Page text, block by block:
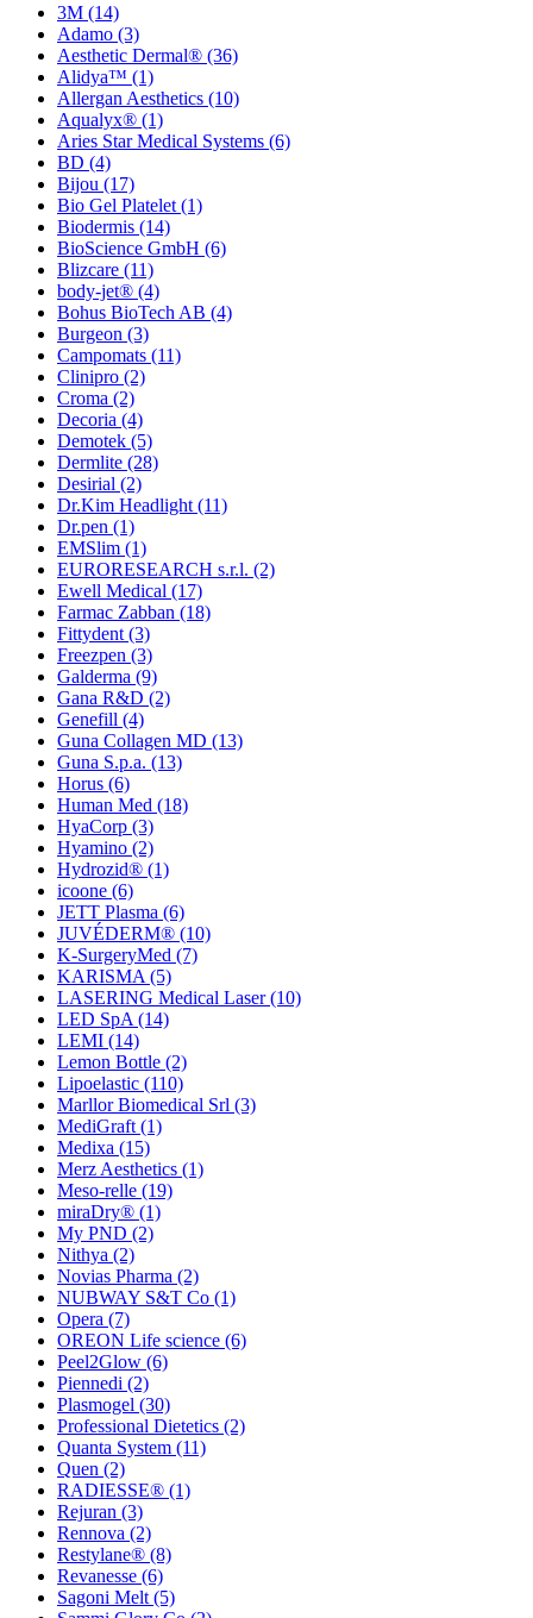
3M (14)
Adamo (3)
Aesthetic Dermal® (36)
Alidya™ (1)
Allergan Aesthetics (10)
Aqualyx® (1)
Aries Star Medical Systems (6)
BD (4)
Bijou (17)
Bio Gel Platelet (1)
Biodermis (14)
BioScience GmbH (6)
Blizcare (11)
body-jet® (4)
Bohus BioTech AB (4)
Burgeon (3)
Campomats (11)
Clinipro (2)
Croma (2)
Decoria (4)
Demotek (5)
Dermlite (28)
Desirial (2)
Dr.Kim Headlight (11)
Dr.pen (1)
EMSlim (1)
EURORESEARCH s.r.l. (2)
Ewell Medical (17)
Farmac Zabban (18)
Fittydent (3)
Freezpen (3)
Galderma (9)
Gana R&D (2)
Genefill (4)
Guna Collagen MD (13)
Guna S.p.a. (13)
Horus (6)
Human Med (18)
HyaCorp (3)
Hyamino (2)
Hydrozid® (1)
icoone (6)
JETT Plasma (6)
JUVÉDERM® (10)
K-SurgeryMed (7)
KARISMA (5)
LASERING Medical Laser(10)
LED SpA (14)
LEMI (14)
Lemon Bottle (2)
Lipoelastic (110)
Marllor Biomedical Srl (3)
MediGraft (1)
Medixa (15)
Merz Aesthetics (1)
Meso-relle (19)
miraDry® (1)
My PND (2)
Nithya (2)
Novias Pharma (2)
NUBWAY S&T Co (1)
Opera (7)
OREON Life science (6)
Peel2Glow (6)
Piennedi (2)
Plasmogel (30)
Professional Dietetics (2)
Quanta System (11)
Quen (2)
RADIESSE® (1)
Rejuran (3)
Rennova (2)
Restylane® (8)
Revanesse (6)
Sagoni Melt (5)